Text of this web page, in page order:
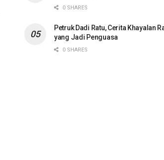
0 SHARES
Petruk Dadi Ratu, Cerita Khayalan
yang Jadi Penguasa
0 SHARES